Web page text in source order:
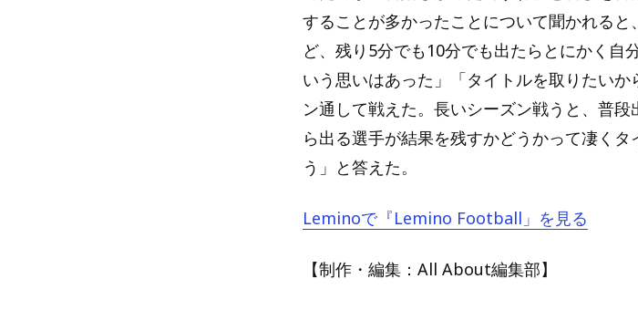
することが多かったことについて聞かれる
ど、残り5分でも10分でも出たらとにかく自
いう思いはあった」「タイトルを取りたい
ン通して戦えた。長いシーズン戦うと、普
ら出る選手が結果を残すかどうかって凄く
う」と答えた。
Leminoで『Lemino Football」を見る
【制作・編集：All About編集部】